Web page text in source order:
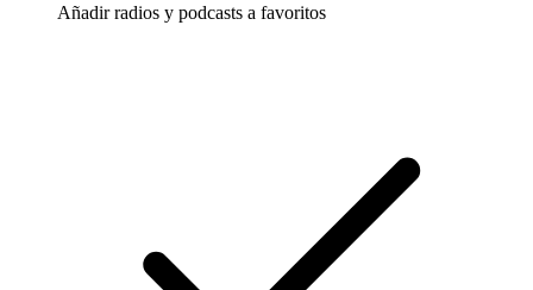
Añadir radios y podcasts a favoritos